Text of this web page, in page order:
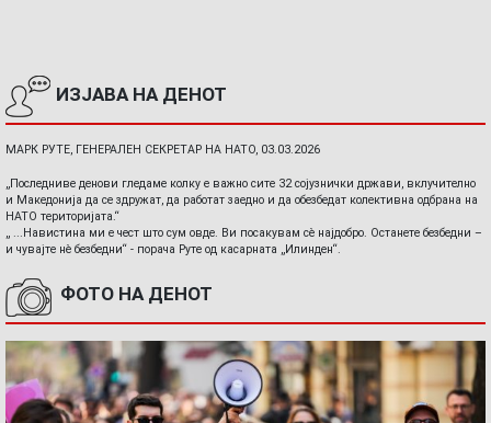
ИЗЈАВА НА ДЕНОТ
МАРК РУТЕ, ГЕНЕРАЛЕН СЕКРЕТАР НА НАТО, 03.03.2026
„Последниве денови гледаме колку е важно сите 32 сојузнички држави, вклучително
и Македонија да се здружат, да работат заедно и да обезбедат колективна одбрана на
НАТО територијата.“
„ ...Навистина ми е чест што сум овде. Ви посакувам сè најдобро. Останете безбедни –
и чувајте нè безбедни“ - порача Руте од касарната „Илинден“.
ФОТО НА ДЕНОТ